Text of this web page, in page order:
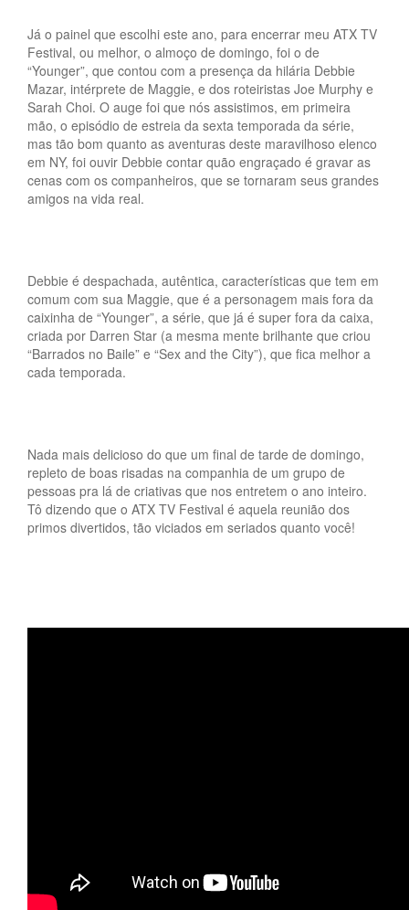
Já o painel que escolhi este ano, para encerrar meu ATX TV
Festival, ou melhor, o almoço de domingo, foi o de
“Younger”, que contou com a presença da hilária Debbie
Mazar, intérprete de Maggie, e dos roteiristas Joe Murphy e
Sarah Choi. O auge foi que nós assistimos, em primeira
mão, o episódio de estreia da sexta temporada da série,
mas tão bom quanto as aventuras deste maravilhoso elenco
em NY, foi ouvir Debbie contar quão engraçado é gravar as
cenas com os companheiros, que se tornaram seus grandes
amigos na vida real.
Debbie é despachada, autêntica, características que tem em
comum com sua Maggie, que é a personagem mais fora da
caixinha de “Younger”, a série, que já é super fora da caixa,
criada por Darren Star (a mesma mente brilhante que criou
“Barrados no Baile” e “Sex and the City”), que fica melhor a
cada temporada.
Nada mais delicioso do que um final de tarde de domingo,
repleto de boas risadas na companhia de um grupo de
pessoas pra lá de criativas que nos entretem o ano inteiro.
Tô dizendo que o ATX TV Festival é aquela reunião dos
primos divertidos, tão viciados em seriados quanto você!